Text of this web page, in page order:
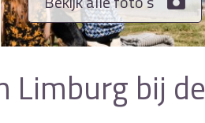
Limburg bij de